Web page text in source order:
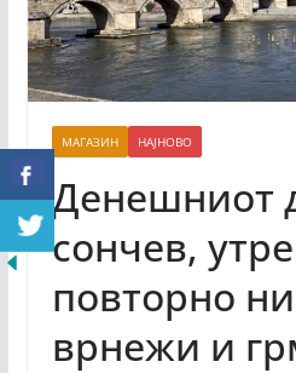
МАГАЗИН НАЈНОВО
Денешниот
сончев,
повторно
врнежи и